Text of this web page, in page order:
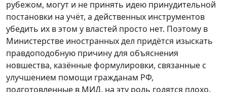
рубежом, могут и не принять идею принудительной
постановки на учёт, а действенных инструментов
убедить их в этом у властей просто нет. Поэтому в
Министерстве иностранных дел придётся изыскать
правдоподобную причину для объяснения
новшества, казённые формулировки, связанные с
улучшением помощи гражданам РФ,
подготовленные в МИД, на эту роль годятся плохо.